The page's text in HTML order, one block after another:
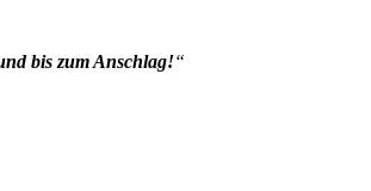
bis zum Anschlag!“